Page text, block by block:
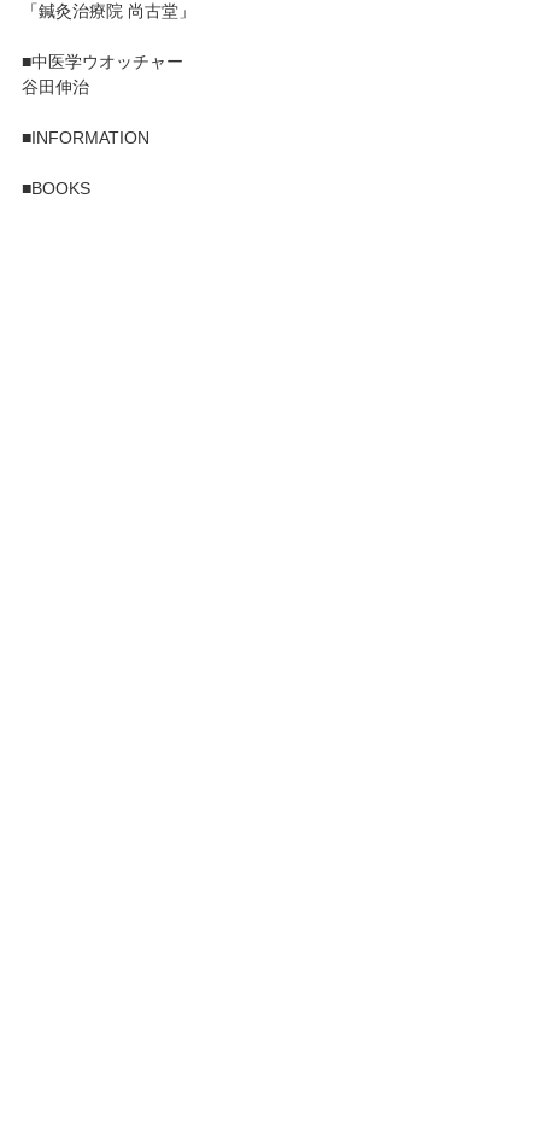
「鍼灸治療院 尚古堂」
■中医学ウオッチャー
谷田伸治
■INFORMATION
■BOOKS